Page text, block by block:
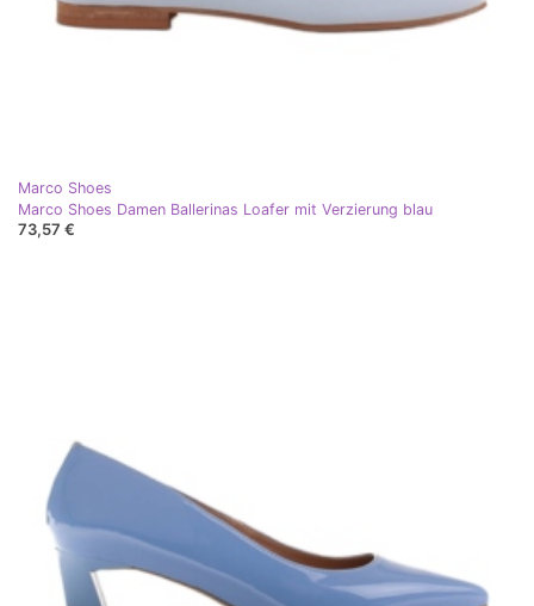
Marco Shoes
Marco Shoes Damen Ballerinas Loafer mit Verzierung blau
73,57 €